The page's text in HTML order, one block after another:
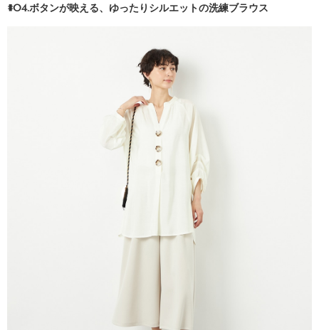
#04.ボタンが映える、ゆったりシルエットの洗練ブラウス